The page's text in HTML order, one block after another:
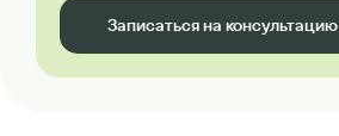
Записаться на консультацию